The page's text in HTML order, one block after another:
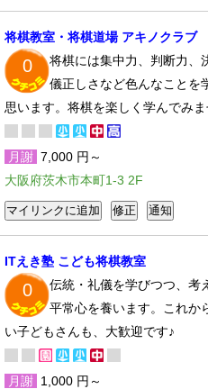
将棋教室・将棋道場 アキノクラブ
0
将棋には集中力、判断力、
儀正しさなど色んなことを
思います。将棋を楽しく学んでみま
月謝 7,000 円～
大阪府茨木市本町1-3 2F
ITえき塾 こども将棋教室
0
伝統・礼儀を学びつつ、考
平常心を養います。これか
い子どもさんも、大歓迎です♪
月謝 1,000 円～